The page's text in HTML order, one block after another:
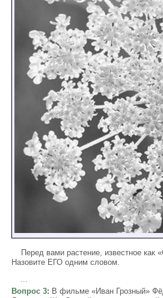
Перед вами растение, известное как
Назовите ЕГО одним словом.
Вопрос 3: В фильме «Иван Грозный»